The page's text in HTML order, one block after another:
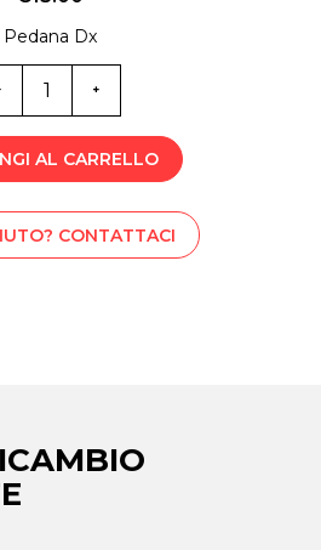
Pedana Dx
AL CARRELLO
CONTATTACI